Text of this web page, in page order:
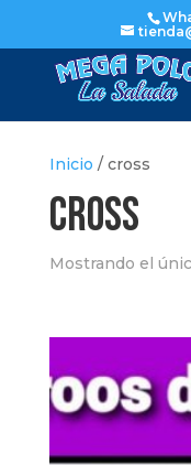
Inicio / cross
cross
Mostrando el